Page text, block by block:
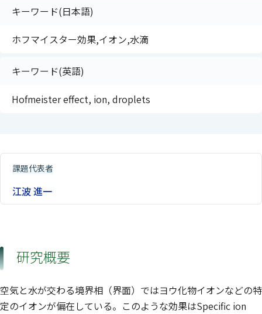
キーワード(日本語)
ホフマイスター効果,イオン,水滴
キーワード(英語)
Hofmeister effect, ion, droplets
課題代表者
江波 進一
研究概要
空気と水が交わる境界相（界面）ではヨウ化物イオンなどの特
定のイオンが偏在している。このような効果はSpecific ion